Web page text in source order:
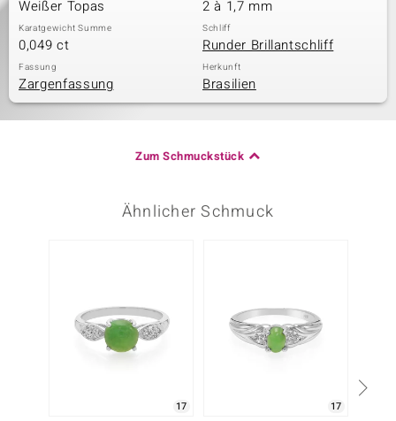
Weißer Topas 2 à 1,7 mm
Karatgewicht Summe
0,049 ct
Schliff
Runder Brillantschliff
Fassung
Zargenfassung
Herkunft
Brasilien
Zum Schmuckstück
Ähnlicher Schmuck
17 17